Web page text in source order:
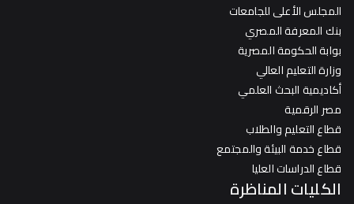
المجلس الأعلى للجامعات
بنك المعرفة المصري
بوابة الحكومة المصرية
وزارة التعليم العالي
أكاديمية البحث العلمي
مصر الرقمية
قطاع التعليم والطلاب
قطاع خدمة البيئة والمجتمع
قطاع الدراسات العليا
الكليات المناظرة